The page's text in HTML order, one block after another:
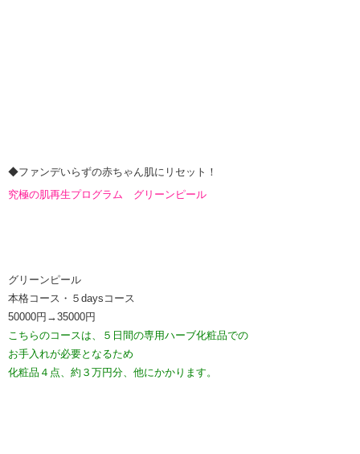
◆ファンデいらずの赤ちゃん肌にリセット！
究極の肌再生プログラム グリーンピール
グリ ーンピール
本格コース・５daysコース
50000円→35000円
こちらのコースは、５日間の専用ハーブ化粧品での
お手入れが必要となるため
化粧品４点、約３万円分、他にかかります。